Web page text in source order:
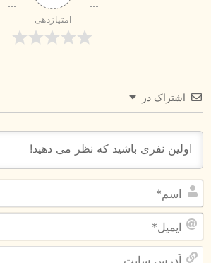
امتیازدهی
اشتراک در